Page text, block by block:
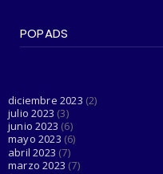
POPADS
diciembre 2023 (2)
julio 2023 (3)
junio 2023 (6)
mayo 2023 (6)
abril 2023 (7)
marzo 2023 (7)